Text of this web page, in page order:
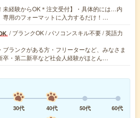
未経験からOK＊注文受付】・具体的には…内
専用のフォーマットに入力するだけ！…
/ ブランクOK / パソコンスキル不要 / 英語力
ランクがある方・フリーターなど、みなさま
・第二新卒など社会人経験がほとん…
30代 40代 50代
60代